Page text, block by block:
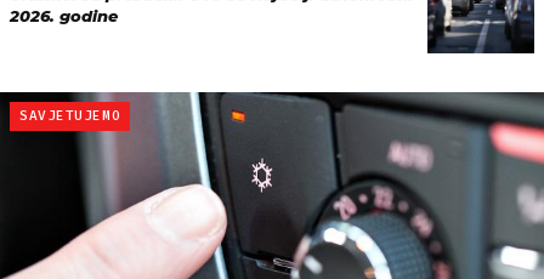
2026. godine
SAVJETUJEMO